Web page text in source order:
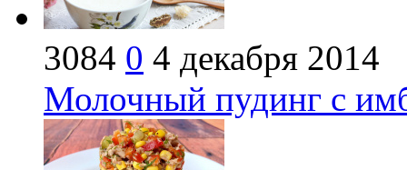
3084 0 4 декабря 2014
Молочный пудинг с